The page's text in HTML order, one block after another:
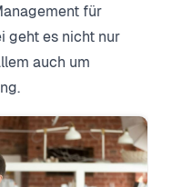
für
geht es nicht nur
auch um